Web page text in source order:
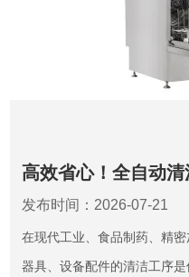
高效省心！全自动
发布时间：2026-07-21
在现代工业、食品制药、精密
器具、设备配件的清洁工序